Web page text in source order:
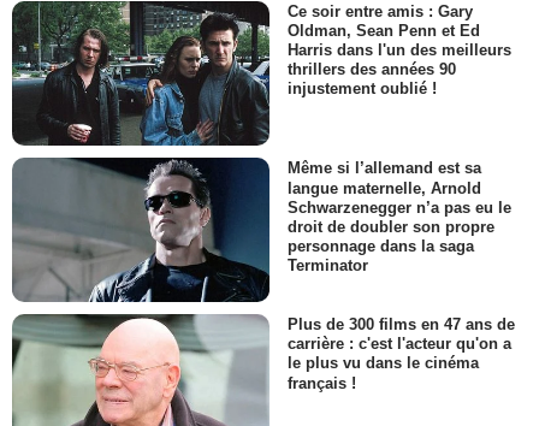
Ce soir entre amis : Gary
Oldman, Sean Penn et Ed
Harris dans l'un des meilleurs
thrillers des années 90
injustement oublié !
Même si l’allemand est sa
langue maternelle, Arnold
Schwarzenegger n’a pas eu le
droit de doubler son propre
personnage dans la saga
Terminator
Plus de 300 films en 47 ans de
carrière : c'est l'acteur qu'on a
le plus vu dans le cinéma
français !